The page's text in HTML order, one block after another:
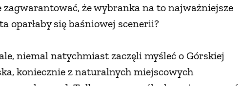
że wybranka na to najważniejsze
oparłaby się baśniowej scenerii?
niemal natychmiast zaczęli myśleć o Górskiej
koniecznie z naturalnych miejscowych